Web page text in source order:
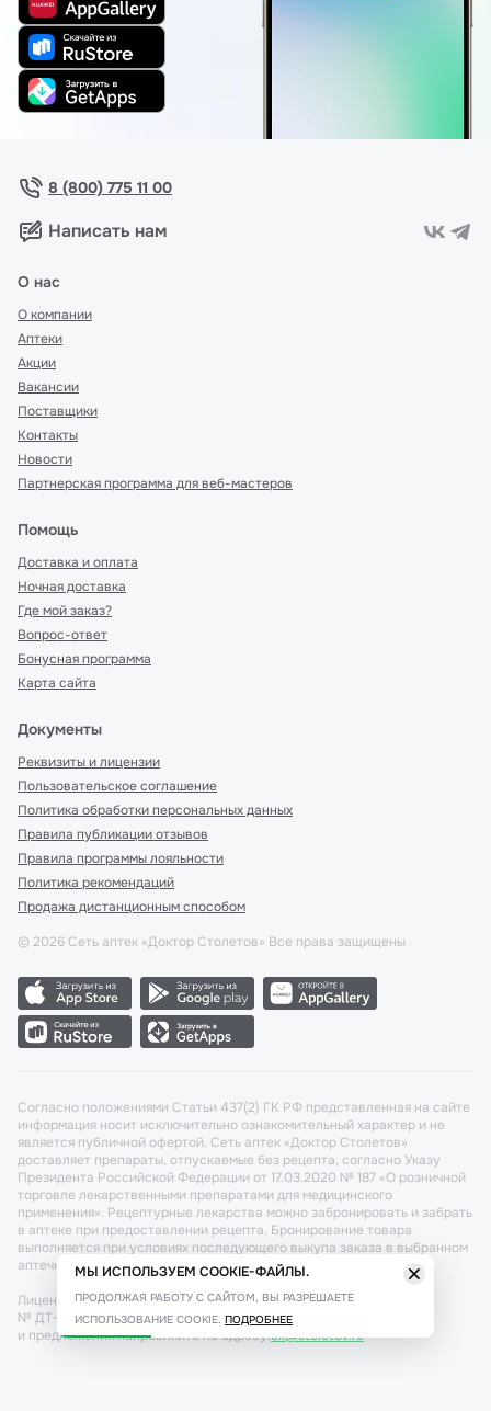
8 (800) 775 11 00
Написать нам
О нас
О компании
Аптеки
Акции
Вакансии
Поставщики
Контакты
Новости
Партнерская программа для веб-мастеров
Помощь
Доставка и оплата
Ночная доставка
Где мой заказ?
Вопрос-ответ
Бонусная программа
Карта сайта
Документы
Реквизиты и лицензии
Пользовательское соглашение
Политика обработки персональных данных
Правила публикации отзывов
Правила программы лояльности
Политика рекомендаций
Продажа дистанционным способом
© 2026 Сеть аптек «Доктор Столетов» Все права защищены
Согласно положениями Статьи 437(2) ГК РФ представленная на сайте
информация носит исключительно ознакомительный характер и не
является публичной офертой. Сеть аптек «Доктор Столетов»
доставляет препараты, отпускаемые без рецепта, согласно Указу
Президента Российской Федерации от 17.03.2020 № 187 «О розничной
торговле лекарственными препаратами для медицинского
применения». Рецептурные лекарства можно забронировать и забрать
в аптеке при предоставлении рецепта. Бронирование товара
выполняется при условиях последующего выкупа заказа в выбранном
аптечном пункте.
Лицензия №: ЛО-77-02-011340 от 22 декабря 2020г. Разрешение
№ ДТ-77-000421 от 25.10.2021 г. Вопросы по заказам, претензии
и предложения направляйте по адресу:cx@stoletov.ru
МЫ ИСПОЛЬЗУЕМ COOKIE-ФАЙЛЫ.
ПРОДОЛЖАЯ РАБОТУ С САЙТОМ, ВЫ РАЗРЕШАЕТЕ
ИСПОЛЬЗОВАНИЕ COOKIE. ПОДРОБНЕЕ